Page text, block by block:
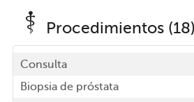
Procedimientos (18)
Consulta
Biopsia de próstata